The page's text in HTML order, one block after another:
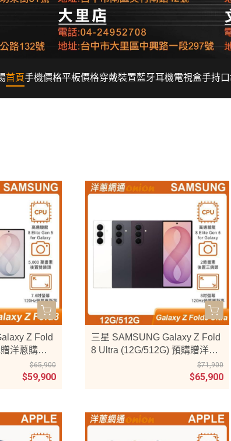
首頁手機價格平板價格穿戴裝置藍牙耳機電視盒手持
Z Fold
洋蔥購物
$65,900
$59,900
三星 SAMSUNG Galaxy Z Fold
8 Ultra (12G/512G) 預購贈洋蔥
$71,900
$65,900